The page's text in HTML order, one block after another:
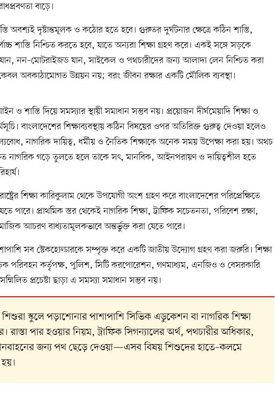
বাড়ে।
অবশ্যই দৃষ্টান্তমূলক ও কঠোর হতে হবে। গুরুতর দুর্ঘটনার ক্ষেত্রে কঠিন শাস্তি,
শাস্তি নিশ্চিত করতে হবে, যাতে অন্যরা শিক্ষা গ্রহণ করে। একই সঙ্গে সড়কে
নন–মোটরাইজড যান, সাইকেল ও পথচারীদের জন্য আলাদা লেন নিশ্চিত করা
অবকাঠামোগত উন্নয়ন নয়; বরং জীবন রক্ষার একটি মৌলিক ব্যবস্থা।
ও শাস্তি দিয়ে সমস্যার স্থায়ী সমাধান সম্ভব নয়। প্রয়োজন দীর্ঘমেয়াদি শিক্ষা ও
বাংলাদেশের শিক্ষাব্যবস্থায় কঠিন বিষয়ের ওপর অতিরিক্ত গুরুত্ব দেওয়া হলেও
নাগরিক দায়িত্ব, ধর্মীয় ও নৈতিক শিক্ষাকে অনেক সময় উপেক্ষা করা হয়। অথচ
নাগরিক গড়ে তুলতে হলে তাকে সৎ, মানবিক, আইনপরায়ণ ও দায়িত্বশীল হতে
শিক্ষা কারিকুলাম থেকে উপযোগী অংশ গ্রহণ করে বাংলাদেশের পরিপ্রেক্ষিতে
পারে। প্রাথমিক স্তর থেকেই নাগরিক শিক্ষা, ট্রাফিক সচেতনতা, পরিবেশ রক্ষা,
আচরণ বাধ্যতামূলকভাবে অন্তর্ভুক্ত করা যেতে পারে।
সব স্টেকহোল্ডারকে সম্পৃক্ত করে একটি জাতীয় উদ্যোগ গ্রহণ করা জরুরি। শিক্ষা
পরিবহন কর্তৃপক্ষ, পুলিশ, সিটি করপোরেশন, গণমাধ্যম, এনজিও ও বেসরকারি
প্রচেষ্টা ছাড়া এ সমস্যা সমাধান সম্ভব নয়।
শিশুরা স্কুলে পড়াশোনার পাশাপাশি সিভিক এডুকেশন বা নাগরিক শিক্ষা
রাস্তা পার হওয়ার নিয়ম, ট্রাফিক সিগন্যালের অর্থ, পথচারীর অধিকার,
জন্য পথ ছেড়ে দেওয়া—এসব বিষয় শিশুদের হাতে–কলমে